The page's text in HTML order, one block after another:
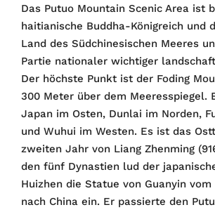
Das Putuo Mountain Scenic Area ist
haitianische Buddha-Königreich und
Land des Südchinesischen Meeres
Partie nationaler wichtiger
Der höchste Punkt ist der Foding
300 Meter über dem Meeresspiegel.
Japan im Osten, Dunlai im Norden,
und Wuhui im Westen. Es ist das
zweiten Jahr von Liang Zhenming
den fünf Dynastien lud der
Huizhen die Statue von Guanyin
nach China ein. Er passierte den